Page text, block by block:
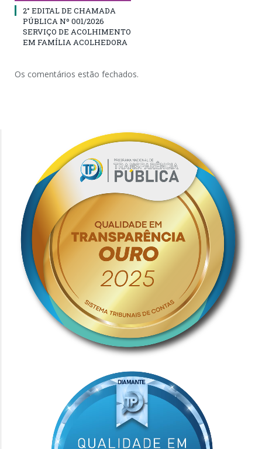
2° EDITAL DE CHAMADA
PÚBLICA Nº 001/2026
SERVIÇO DE ACOLHIMENTO
EM FAMÍLIA ACOLHEDORA
Os comentários estão fechados.